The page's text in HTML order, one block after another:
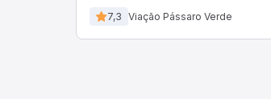
7,3 Viação Pássaro Verde